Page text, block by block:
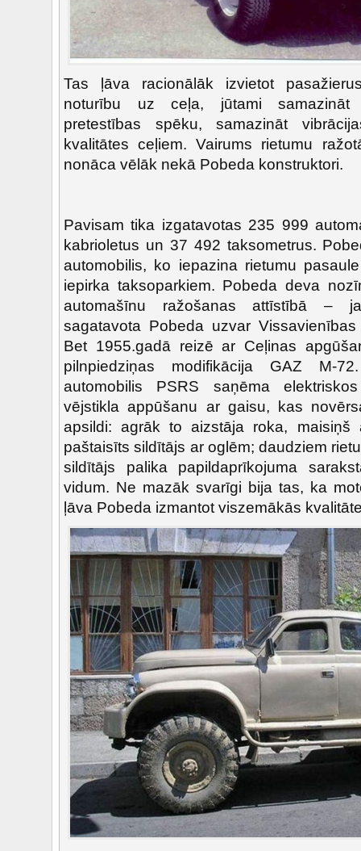
Tas ļāva racionālāk izvietot
noturību uz ceļa, jūtami samazināt
pretestības spēku, samazināt
kvalitātes ceļiem. Vairums rietumu
nonāca vēlāk nekā Pobeda konstruktori.
Pavisam tika izgatavotas 235 999
kabrioletus un 37 492 taksometrus.
automobilis, ko iepazina rietumu
iepirka taksoparkiem. Pobeda deva
automašīnu ražošanas attīstībā –
sagatavota Pobeda uzvar
Bet 1955.gadā reizē ar Ceļinas
pilnpiedziņas modifikācija GAZ M-
automobilis PSRS saņēma
vējstikla appūšanu ar gaisu, kas
apsildi: agrāk to aizstāja roka,
paštaisīts sildītājs ar oglēm; daudziem
sildītājs palika papildaprīkojuma
vidum. Ne mazāk svarīgi bija tas, ka
ļāva Pobeda izmantot viszemākās